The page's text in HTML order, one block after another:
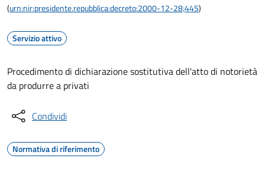
(urn:nir:presidente.repubblica:decreto:2000-12-28;445)
Servizio attivo
Procedimento di dichiarazione sostitutiva dell'atto di notorietà
da produrre a privati
Condividi
Normativa di riferimento